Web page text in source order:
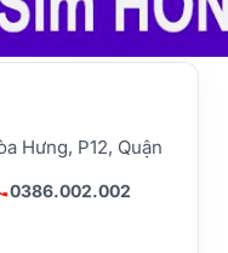
Hưng, P12, Quận
0386.002.002